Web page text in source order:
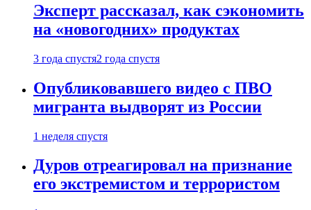
Эксперт рассказал, как сэкономить
на «новогодних» продуктах
3 года спустя2 года спустя
Опубликовавшего видео с ПВО
мигранта выдворят из России
1 неделя спустя
Дуров отреагировал на признание
его экстремистом и террористом